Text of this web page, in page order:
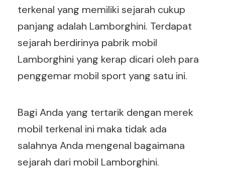
terkenal yang memiliki sejarah cukup
panjang adalah Lamborghini. Terdapat
sejarah berdirinya pabrik mobil
Lamborghini yang kerap dicari oleh para
penggemar mobil sport yang satu ini.
Bagi Anda yang tertarik dengan merek
mobil terkenal ini maka tidak ada
salahnya Anda mengenal bagaimana
sejarah dari mobil Lamborghini.